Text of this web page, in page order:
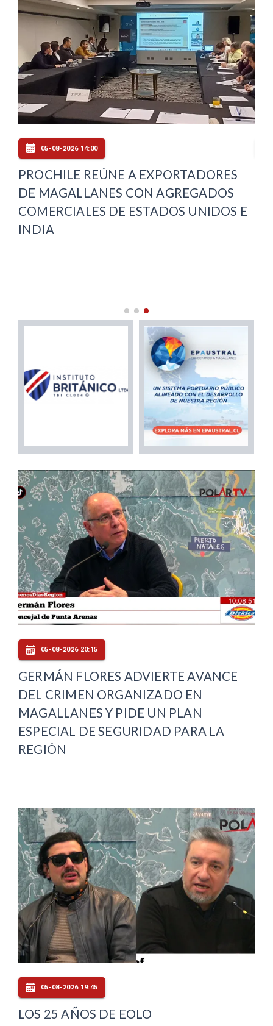
05-08-2026 14:00
PROCHILE REÚNE A EXPORTADORES
DE MAGALLANES CON AGREGADOS
COMERCIALES DE ESTADOS UNIDOS E
INDIA
05-08-2026 20:15
GERMÁN FLORES ADVIERTE AVANCE
DEL CRIMEN ORGANIZADO EN
MAGALLANES Y PIDE UN PLAN
ESPECIAL DE SEGURIDAD PARA LA
REGIÓN
05-08-2026 19:45
LOS 25 AÑOS DE EOLO